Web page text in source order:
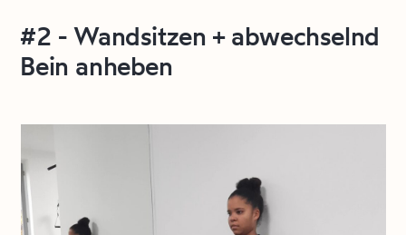
#2 - Wandsitzen + abwechselnd
Bein anheben